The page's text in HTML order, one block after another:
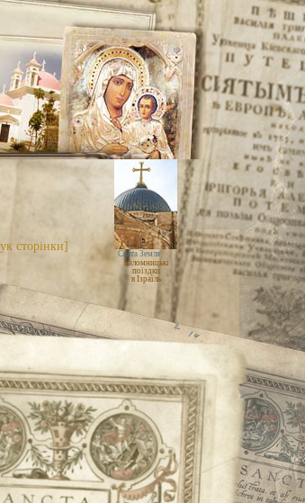
Свята Земля
паломницькі
поїздки
в Ізраїль
сторінки]